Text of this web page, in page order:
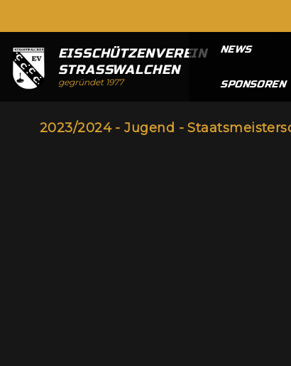
EISSCHÜTZENVEREIN
STRASSWALCHEN
gegründet 1977
NEWS
SPONSOREN
2023/2024 - Jugend -